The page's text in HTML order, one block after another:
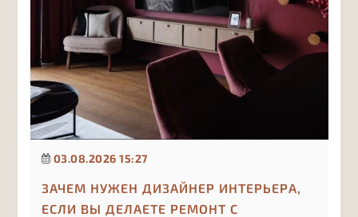
03.08.2026 15:27
ЗАЧЕМ НУЖЕН ДИЗАЙНЕР ИНТЕРЬЕРА,
ЕСЛИ ВЫ ДЕЛАЕТЕ РЕМОНТ С